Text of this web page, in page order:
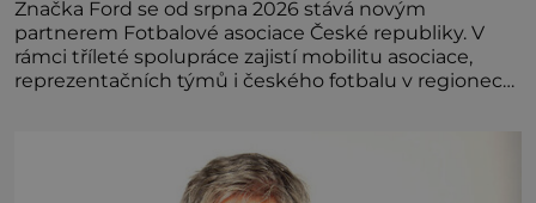
Značka Ford se od srpna 2026 stává novým
partnerem Fotbalové asociace České republiky. V
rámci tříleté spolupráce zajistí mobilitu asociace,
reprezentačních týmů i českého fotbalu v regionech.